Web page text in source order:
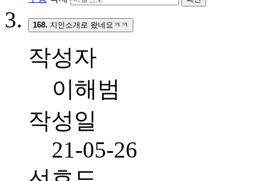
168. 지인소개로 왔네요ㅋㅋ
작성자
이해범
작성일
21-05-26